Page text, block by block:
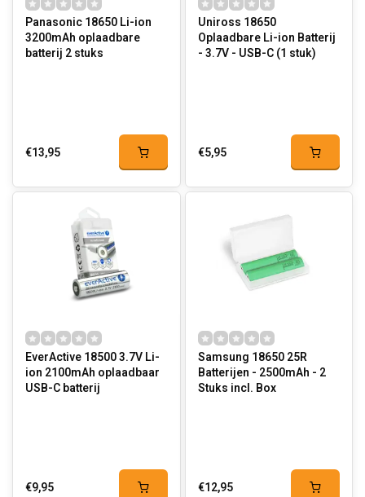
Panasonic 18650 Li-ion
3200mAh oplaadbare
batterij 2 stuks
€13,95
Uniross 18650
Oplaadbare Li-ion Batterij
- 3.7V - USB-C (1 stuk)
€5,95
EverActive 18500 3.7V Li-
ion 2100mAh oplaadbaar
USB-C batterij
€9,95
Samsung 18650 25R
Batterijen - 2500mAh - 2
Stuks incl. Box
€12,95